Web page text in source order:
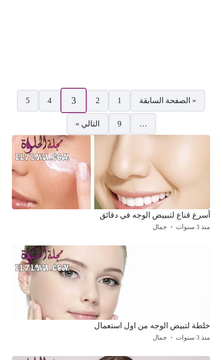
صفحات:
« الصفحة السابقة
1
2
3
4
5
…
9 التالي »
أسرع قناع لتبييض الوجه في دقائق
منذ 3 سنوات جمال
خلطة لتبيض الوجه من اول استعمال
منذ 3 سنوات جمال